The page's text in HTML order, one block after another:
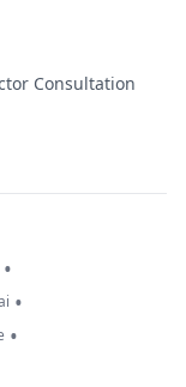
Consultation
•
•
•